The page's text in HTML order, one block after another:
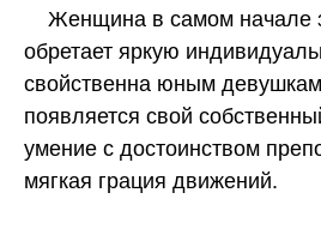
Женщина в самом начале
обретает яркую
свойственна юным
появляется свой
умение с достоинством
мягкая грация движений.